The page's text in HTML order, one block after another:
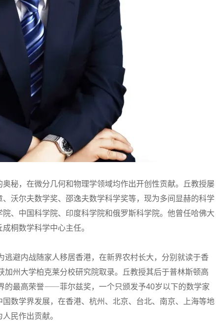
，在微分几何和物理学领域均作出开创性贡献。丘教授屡
沃尔夫数学奖、邵逸夫数学科学奖等，现为多间显赫的科学
、中国科学院、印度科学院和俄罗斯科学院。他曾任哈佛大
桐数学科学中心主任。
避内战随家人移居香港，在新界农村长大，分别就读于香
州大学柏克莱分校研究院取录。丘教授其后于普林斯顿高
的最高荣誉⸺菲尔兹奖，一个只颁发予40岁以下的数学家
数学界发展，在香港、杭州、北京、台北、南京、上海等地
民作出贡献。